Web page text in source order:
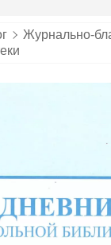
Журнально-